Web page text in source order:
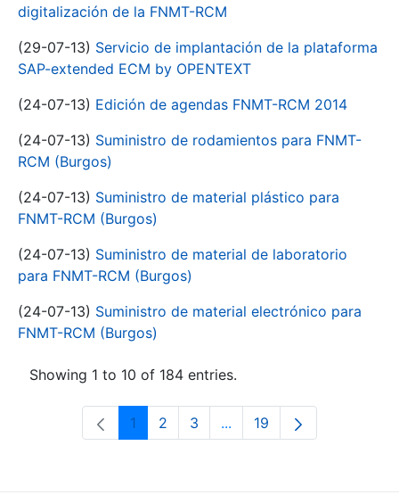
digitalización de la FNMT-RCM
(29-07-13) Servicio de implantación de la plataforma
SAP-extended ECM by OPENTEXT
(24-07-13) Edición de agendas FNMT-RCM 2014
(24-07-13) Suministro de rodamientos para FNMT-
RCM (Burgos)
(24-07-13) Suministro de material plástico para
FNMT-RCM (Burgos)
(24-07-13) Suministro de material de laboratorio
para FNMT-RCM (Burgos)
(24-07-13) Suministro de material electrónico para
FNMT-RCM (Burgos)
Showing 1 to 10 of 184 entries.
Page
1 Page
2 Page
3 ...Intermediate Pages Use
Page
19